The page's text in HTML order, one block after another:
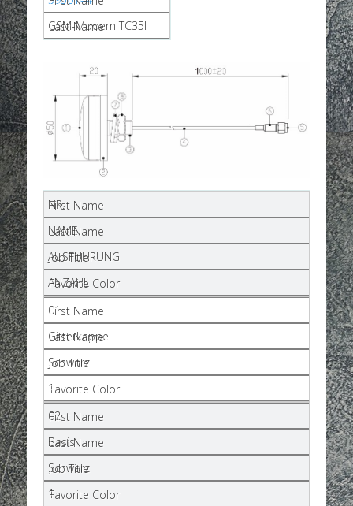
GSM-Modem TC35I
NR.
NAME
AUSFÜHRUNG
ANZAHL
01
Gitterkappe
Schwarz
1
02
Basis
Schwarz
1